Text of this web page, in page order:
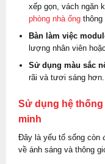
xếp gọn, vách ngăn
phòng nhà ốngthông
Bàn làm việc
lượng nhân viên
Sử dụng màu sắc
rãi và tươi sáng hơn.
Sử dụng hệ
minh
Đây là yếu tố sống còn
về ánh sáng và thông